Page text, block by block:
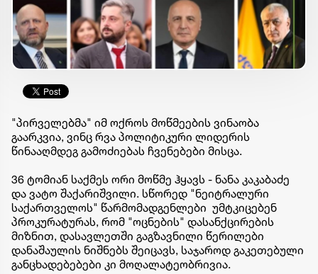
"პირველებმა" იმ ოქროს მოწმეების ვინაობა
გაარკვია, ვინც რვა პოლიტიკური ლიდერის
წინააღმდეგ გამოძიებას ჩვენებები მისცა.
36 ტომიან საქმეს ორი მოწმე ჰყავს - ნანა კაკაბაძე
და ვატო შაქარიშვილი. სწორედ "ნეიტრალური
საქართველოს" წარმომადგენლები უმტკიცებენ
პროკურატურას, რომ "ოცნების" დასანქცირების
მიზნით, დასავლეთში გაგზავნილი წერილები
დანაშაულის ნიშნებს შეიცავს, საჯაროდ გაკეთებული
განცხადებებები კი მოღალატეობრივია.